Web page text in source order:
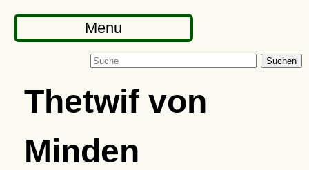
Menu
Suchen
Thetwif von
Minden